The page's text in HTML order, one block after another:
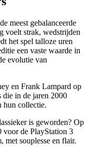
meest gebalanceerde
voelt strak, wedstrijden
het spel talloze uren
een vaste waarde in
evolutie van
en Frank Lampard op
die in de jaren 2000
hun collectie.
is geworden? Op
de PlayStation 3
met souplesse en flair.